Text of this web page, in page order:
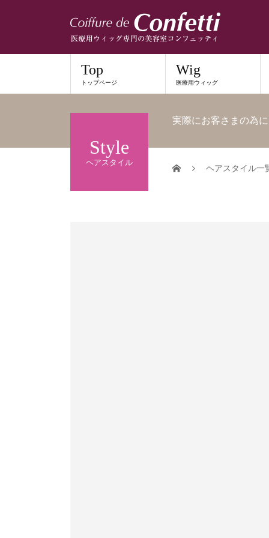
Top
トップページ
Wig
医療用ウィッグ
Style
ヘアスタイル
実際にお客さまの為
ヘアスタイル一